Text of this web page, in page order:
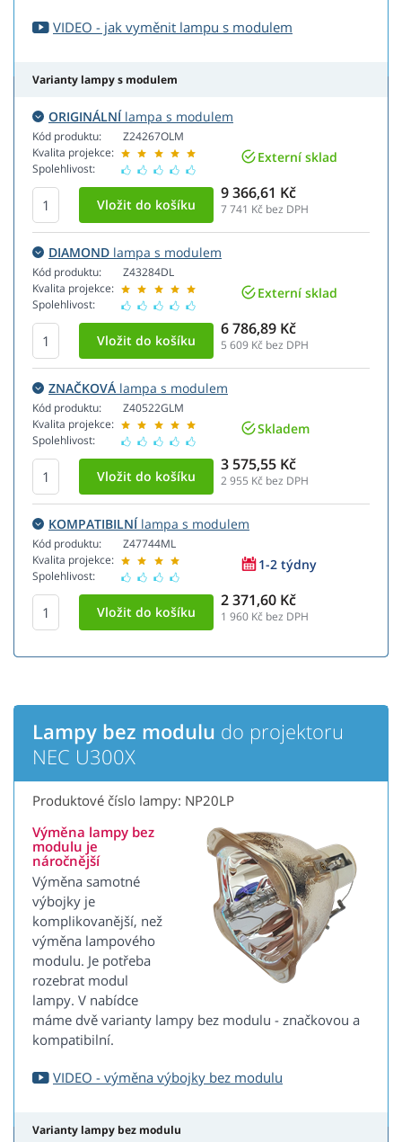
VIDEO - jak vyměnit lampu s modulem
Varianty lampy s modulem
ORIGINÁLNÍlampa s modulem
Kód produktu:
Kvalita projekce:
Spolehlivost:
Z24267OLM
Externí sklad
9 366,61 Kč
7 741 Kč bez DPH
DIAMOND lampa s modulem
Kód produktu:
Kvalita projekce:
Spolehlivost:
Z43284DL
Externí sklad
6 786,89 Kč
5 609 Kč bez DPH
ZNAČKOVÁ lampa s modulem
Kód produktu:
Kvalita projekce:
Spolehlivost:
Z40522GLM
Skladem
3 575,55 Kč
2 955 Kč bez DPH
KOMPATIBILNÍlampa s modulem
Kód produktu:
Kvalita projekce:
Spolehlivost:
Z47744ML
1-2 týdny
2 371,60 Kč
1 960 Kč bez DPH
Lampy bez modulu do projektoru
NEC U300X
Produktové číslo lampy: NP20LP
Výměna lampy bez
modulu je
náročnější
Výměna samotné
výbojky je
komplikovanější, než
výměna lampového
modulu. Je potřeba
rozebrat modul
lampy. V nabídce
máme dvě varianty lampy bez modulu - značkovou a
kompatibilní.
VIDEO - výměna výbojky bez modulu
Varianty lampy bez modulu